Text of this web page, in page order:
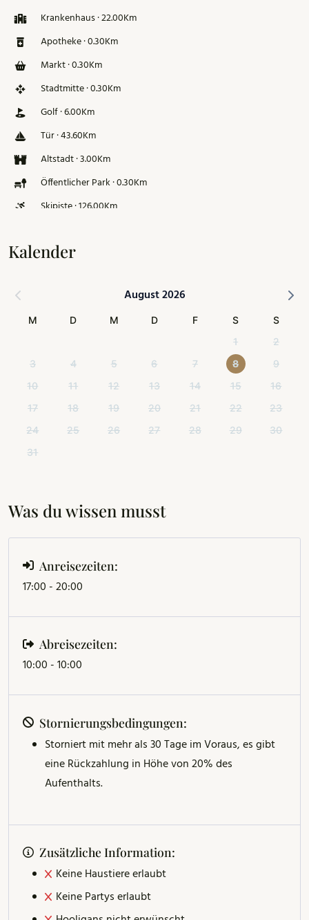
Krankenhaus · 22.00Km
Apotheke · 0.30Km
Markt · 0.30Km
Stadtmitte · 0.30Km
Golf · 6.00Km
Tür · 43.60Km
Altstadt · 3.00Km
Öffentlicher Park · 0.30Km
Skipiste · 126.00Km
Kalender
August 2026
M D M D F S
S
1
2
3
4 5 6 7 8
9
10
11 12 13 14 15
16
17
18 19 20 21 22
23
24
25 26 27 28 29
30
31
Was du wissen musst
Anreisezeiten:
17:00 - 20:00
Abreisezeiten:
10:00 - 10:00
Stornierungsbedingungen:
Storniert mit mehr als 30 Tage im Voraus, es gibt
eine Rückzahlung in Höhe von 20% des
Aufenthalts.
Zusätzliche Information:
Keine Haustiere erlaubt
Keine Partys erlaubt